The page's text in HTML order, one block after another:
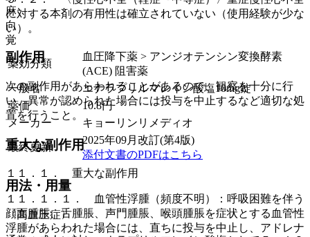
に対する本剤の有用性は確立されていない（使用経験が少な
い）。
副作用
次の副作用があらわれることがあるので、観察を十分に行
い、異常が認められた場合には投与を中止するなど適切な処
置を行うこと。
重大な副作用
１１．１． 重大な副作用
１１．１．１． 血管性浮腫（頻度不明）：呼吸困難を伴う
顔面腫脹、舌腫脹、声門腫脹、喉頭腫脹を症状とする血管性
浮腫があらわれた場合には、直ちに投与を中止し、アドレナ
麻
向
覚
薬効分類
血圧降下薬 > アンジオテンシン変換酵素
(ACE) 阻害薬
一般名
エナラプリルマレイン酸塩10mg錠
薬価
10.8円
メーカー
キョーリンリメディオ
最終更新
2025年09月改訂(第4版)
添付文書のPDFはこちら
用法・用量
〈高血圧症〉